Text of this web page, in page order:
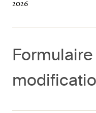
2026
Formulaire